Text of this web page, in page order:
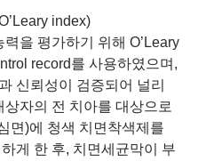
index)
을 평가하기 위해 O’Leary
record를 사용하였으며,
신뢰성이 검증되어 널리
자의 전 치아를 대상으로
면)에 청색 치면착색제를
게 한 후, 치면세균막이 부